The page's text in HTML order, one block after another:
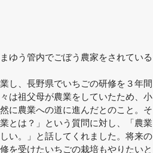
ゆう管内でごぼう農家をされている
し、長野県でいちごの研修を３年間
は祖父母が農業をしていたため、小
に農業への道に進んだとのこと。そ
とは？」という質問に対し、「農業
い。」と話してくれました。将来の
を受けたいちごの栽培もやりたいと